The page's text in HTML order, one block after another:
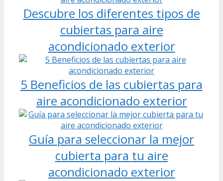
Descubre los diferentes tipos de
cubiertas para aire
acondicionado exterior
5 Beneficios de las cubiertas para
aire acondicionado exterior
Guía para seleccionar la mejor
cubierta para tu aire
acondicionado exterior